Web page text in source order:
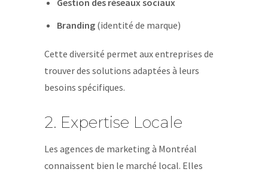
Gestion des réseaux sociaux
Branding(identité de marque)
Cette diversité permet aux entreprises de
trouver des solutions adaptées à leurs
besoins spécifiques.
2. Expertise Locale
Les agences de marketing à Montréal
connaissent bien le marché local. Elles